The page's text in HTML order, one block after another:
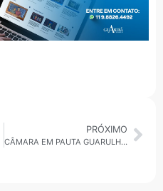
PRÓXIMO
CÂMARA EM PAUTA GUARULHOS: AÇÃO JUDICIAL CONTRA REFORMA ADMINISTRATIVA É TEMA DA SESSÃO